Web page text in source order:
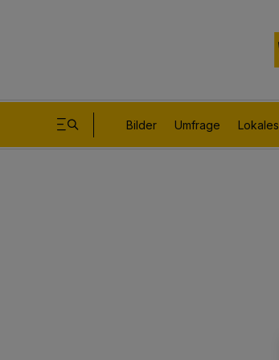
Bilder Umfrage Lokales